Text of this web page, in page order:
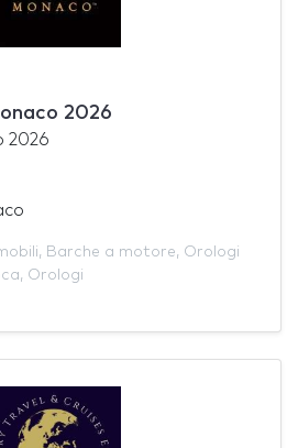
2026
2026
, Barche a motore, Orologi
, Orologi